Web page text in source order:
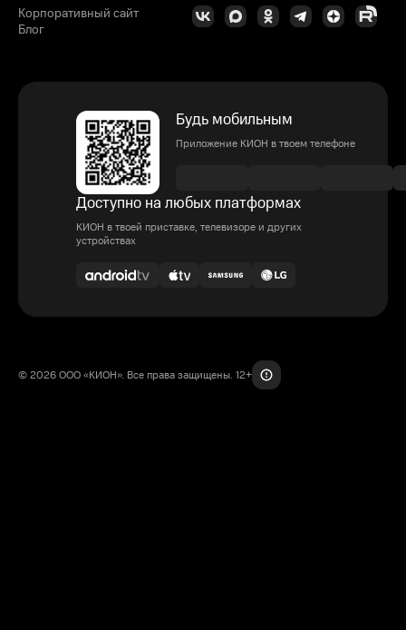
Корпоративный сайт
Блог
Будь мобильным
Приложение КИОН в твоем телефоне
Доступно на любых платформах
КИОН в твоей приставке, телевизоре и других
устройствах
© 2026 ООО «КИОН». Все права защищены. 12+